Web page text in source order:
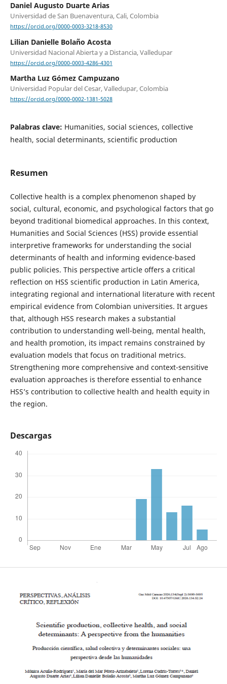
Daniel Augusto Duarte Arias
Universidad de San Buenaventura, Cali, Colombia
https://orcid.org/0000-0003-3218-8530
Lilian Danielle Bolaño Acosta
Universidad Nacional Abierta y a Distancia, Valledupar
https://orcid.org/0000-0003-4286-4301
Martha Luz Gómez Campuzano
Universidad Popular del Cesar, Valledupar, Colombia
https://orcid.org/0000-0002-1381-5028
Palabras clave: Humanities, social sciences, collective
health, social determinants, scientific production
Resumen
Collective health is a complex phenomenon shaped by
social, cultural, economic, and psychological factors that go
beyond traditional biomedical approaches. In this context,
Humanities and Social Sciences (HSS) provide essential
interpretive frameworks for understanding the social
determinants of health and informing evidence-based
public policies. This perspective article offers a critical
reflection on HSS scientific production in Latin America,
integrating regional and international literature with recent
empirical evidence from Colombian universities. It argues
that, although HSS research makes a substantial
contribution to understanding well-being, mental health,
and health promotion, its impact remains constrained by
evaluation models that focus on traditional metrics.
Strengthening more comprehensive and context-sensitive
evaluation approaches is therefore essential to enhance
HSS’s contribution to collective health and health equity in
the region.
Descargas